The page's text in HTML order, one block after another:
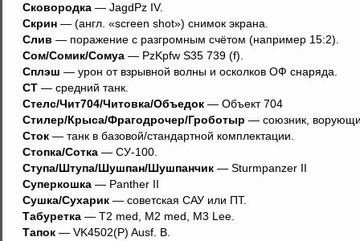
Сковородка — JagdPz IV.
Скрин — (англ. «screen shot») снимок экрана.
Слив — поражение с разгромным счётом (например 15:2).
Сом/Сомик/Сомуа — PzKpfw S35 739 (f).
Сплэш — урон от взрывной волны и осколков ОФ снаряда.
СТ — средний танк.
Стелс/Чит704/Читовка/Объедок — Объект 704
Стилер/Крыса/Фрагодрочер/Гроботыр — союзник,
Сток — танк в базовой/стандартной комплектации.
Стопка/Сотка — СУ-100.
Ступа/Штупа/Шушпан/Шушпанчик — Sturmpanzer II
Суперкошка — Panther II
Сушка/Сухарик — советская САУ или ПТ.
Табуретка — T2 med, M2 med, M3 Lee.
Тапок — VK4502(P) Ausf. B.